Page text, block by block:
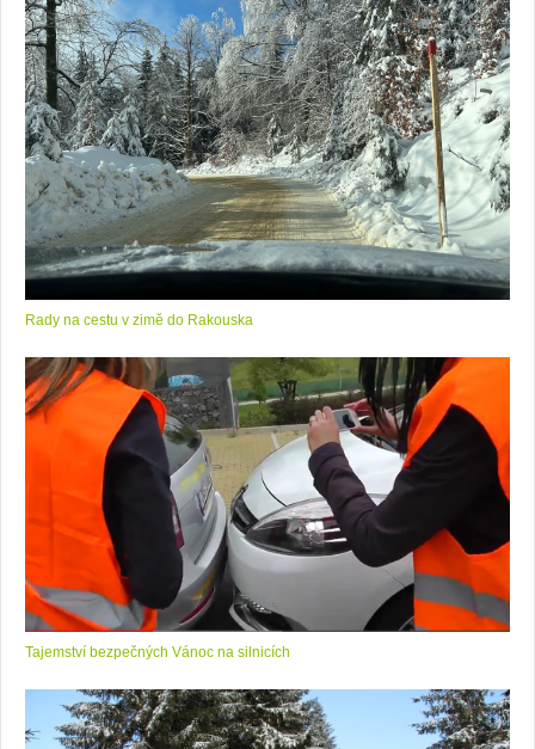
Rady na cestu v zimě do Rakouska
Tajemství bezpečných Vánoc na silnicích